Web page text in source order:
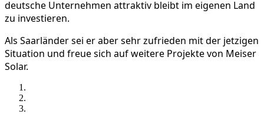
deutsche Unternehmen attraktiv bleibt im eigenen Land
zu investieren.
Als Saarländer sei er aber sehr zufrieden mit der jetzigen
Situation und freue sich auf weitere Projekte von Meiser
Solar.